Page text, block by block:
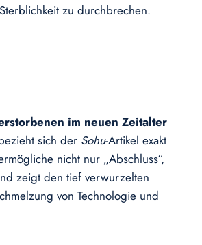
zu durchbrechen.
im neuen Zeitalter
sich der Sohu-Artikel exakt
nicht nur „Abschluss“,
zeigt den tief verwurzelten
von Technologie und